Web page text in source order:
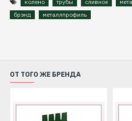
колено трубы сливное
брэнд
металлпрофиль
ОТ ТОГО ЖЕ БРЕНДА